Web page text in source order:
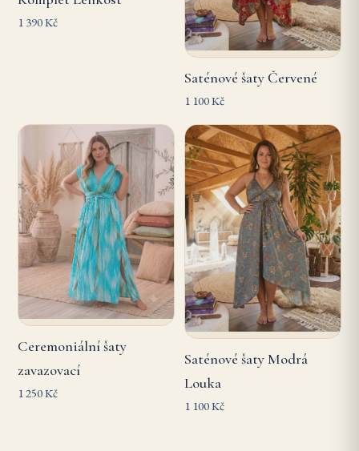
1 390 Kč
Saténové šaty Červené
1 100 Kč
Ceremoniální šaty
zavazovací
1 250 Kč
Saténové šaty Modrá
Louka
1 100 Kč